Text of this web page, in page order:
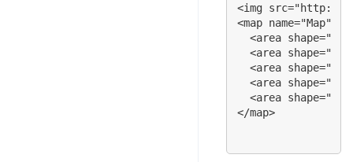
<img src="http://
<map name="Map"
<area
<area
<area
<area
<area
</map>